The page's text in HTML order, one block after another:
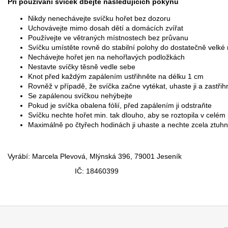
Nikdy nenechávejte svíčku hořet bez dozoru
Uchovávejte mimo dosah dětí a domácích zvířat
Používejte ve větraných místnostech bez průvanu
Svíčku umístěte rovně do stabilní polohy do dostatečně
Nechávejte hořet jen na nehořlavých podložkách
Nestavte svíčky těsně vedle sebe
Knot před každým zapálením ustřihněte na délku 1 cm
Rovněž v případě, že svíčka začne vytékat, uhaste ji a
Se zapálenou svíčkou nehýbejte
Pokud je svíčka obalena fólií, před
Svíčku nechte hořet min. tak dlouho, aby se roztopila v
Maximálně po čtyřech hodinách ji uhaste a nechte zcela
Vyrábí: Marcela Plevová, Mlýnská
IČ: